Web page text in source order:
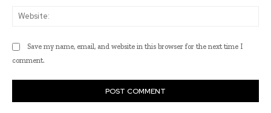
Save my name, email, and website in this browser for the next time I
comment.